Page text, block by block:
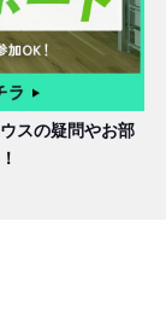
スメイトとのコ
国際交流ライフ
ウスとの交流
とができます
スの疑問やお部